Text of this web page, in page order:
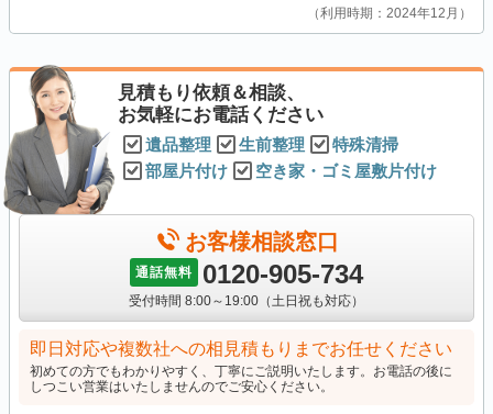
利用時期：2024年12月
見積もり依頼＆相談、
お気軽にお電話ください
遺品整理 生前整理
特殊清掃
部屋片付け
空き家・ゴミ屋敷片付け
お客様相談窓口
通話無料 0120-905-734
受付時間 8:00～19:00（土日祝も対応）
即日対応や複数社への相見積もりまでお任せください
初めての方でもわかりやすく、丁寧にご説明いたします。お電話の後に
しつこい営業はいたしませんのでご安心ください。